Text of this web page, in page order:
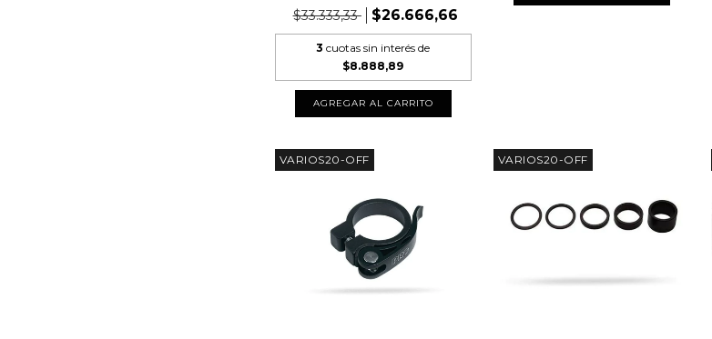
$33.333,33 $26.666,66
3 cuotas sin interés de
$8.888,89
VARIOS20-OFF VARIOS20-OFF